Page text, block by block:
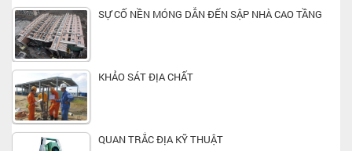
SỰ CỐ NỀN MÓNG DẪN ĐẾN SẬP NHÀ CAO TẦNG
KHẢO SÁT ĐỊA CHẤT
QUAN TRẮC ĐỊA KỸ THUẬT